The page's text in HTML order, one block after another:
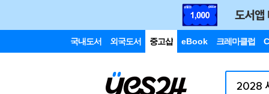
국내도서 외국도서 중고샵 eBook 크레마클럽